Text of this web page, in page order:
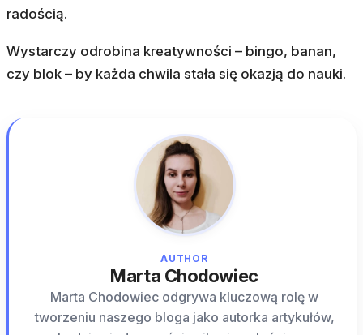
radością.
Wystarczy odrobina kreatywności – bingo, banan,
czy blok – by każda chwila stała się okazją do nauki.
AUTHOR
Marta Chodowiec
Marta Chodowiec odgrywa kluczową rolę w
tworzeniu naszego bloga jako autorka artykułów,